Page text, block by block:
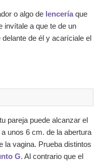
o algo de lencería que
invítale a que te de un
de él y acaríciale el
pareja puede alcanzar el
unos 6 cm. de la abertura
la vagina. Prueba distintos
G. Al contrario que el